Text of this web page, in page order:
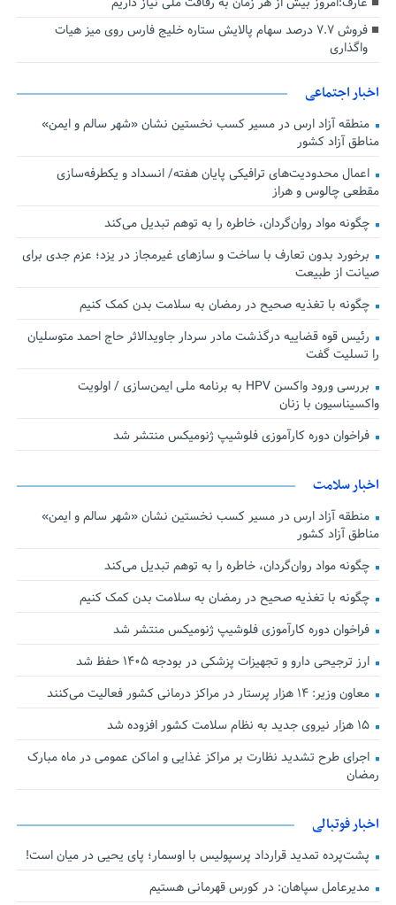
فروش ۷.۷ درصد سهام پالایش ستاره خلیج فارس روی میز هیات
واگذاری
اخبار اجتماعی
منطقه آزاد ارس در مسیر کسب نخستین نشان «شهر سالم و ایمن»
مناطق آزاد کشور
اعمال محدودیت‌های ترافیکی پایان هفته/ انسداد و یکطرفه‌سازی
مقطعی چالوس و هراز
چگونه مواد روان‌گردان، خاطره را به توهم تبدیل می‌کند
برخورد بدون تعارف با ساخت‌ و سازهای غیرمجاز در یزد؛ عزم جدی برای
صیانت از طبیعت
چگونه با تغذیه صحیح در رمضان به سلامت بدن کمک کنیم
رئیس قوه قضاییه درگذشت مادر سردار جاویدالاثر حاج احمد متوسلیان
را تسلیت گفت
بررسی ورود واکسن HPV به برنامه ملی ایمن‌سازی / اولویت
واکسیناسیون با زنان
فراخوان دوره کارآموزی فلوشیپ ژنومیکس منتشر شد
اخبار سلامت
منطقه آزاد ارس در مسیر کسب نخستین نشان «شهر سالم و ایمن»
مناطق آزاد کشور
چگونه مواد روان‌گردان، خاطره را به توهم تبدیل می‌کند
چگونه با تغذیه صحیح در رمضان به سلامت بدن کمک کنیم
فراخوان دوره کارآموزی فلوشیپ ژنومیکس منتشر شد
ارز ترجیحی دارو و تجهیزات پزشکی در بودجه ۱۴۰۵ حفظ شد
معاون وزیر: ۱۴ هزار پرستار در مراکز درمانی کشور فعالیت می‌کنند
۱۵ هزار نیروی جدید به نظام سلامت کشور افزوده شد
اجرای طرح تشدید نظارت بر مراکز غذایی و اماکن عمومی در ماه مبارک
رمضان
اخبار فوتبالی
پشت‌پرده تمدید قرارداد پرسپولیس با اوسمار؛ پای یحیی در میان است!
مدیرعامل سپاهان: در کورس قهرمانی هستیم